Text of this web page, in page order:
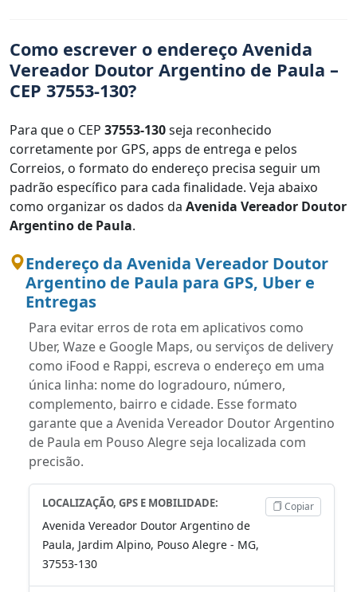
Como escrever o endereço Avenida
Vereador Doutor Argentino de Paula –
CEP 37553-130?
Para que o CEP 37553-130seja reconhecido
corretamente por GPS, apps de entrega e pelos
Correios, o formato do endereço precisa seguir um
padrão específico para cada finalidade. Veja abaixo
como organizar os dados da Avenida Vereador Doutor
Argentino de Paula.
Endereço da Avenida Vereador Doutor
Argentino de Paula para GPS, Uber e
Entregas
Para evitar erros de rota em aplicativos como
Uber, Waze e Google Maps, ou serviços de delivery
como iFood e Rappi, escreva o endereço em uma
única linha: nome do logradouro, número,
complemento, bairro e cidade. Esse formato
garante que a Avenida Vereador Doutor Argentino
de Paula em Pouso Alegre seja localizada com
precisão.
LOCALIZAÇÃO, GPS E MOBILIDADE:
Avenida Vereador Doutor Argentino de
Paula, Jardim Alpino, Pouso Alegre - MG,
37553-130
Copiar